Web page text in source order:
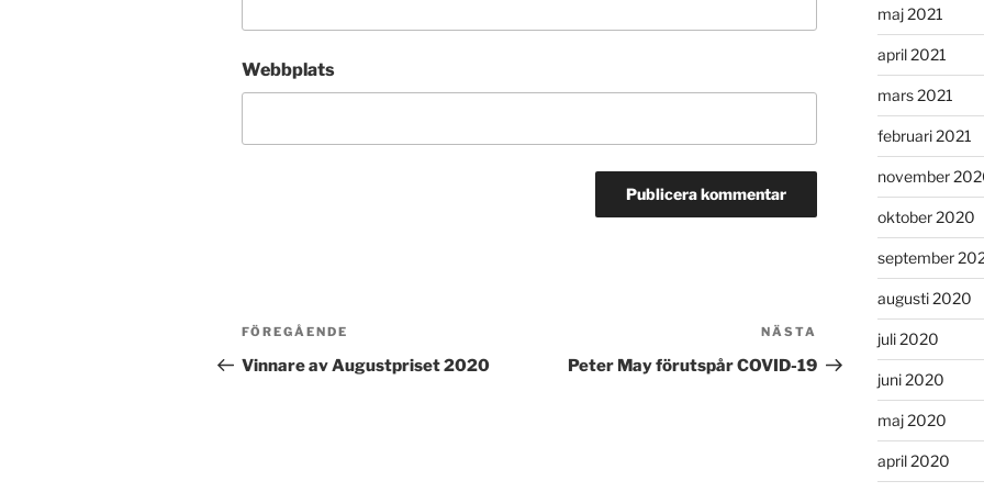
Webbplats
Inläggsnavigering
Föregående
inlägg
FÖREGÅENDE
Vinnare av Augustpriset 2020
inlägg
NÄSTA
Peter May förutspår COVID-19
maj 2021
april 2021
mars 2021
februari 2021
november
oktober 2020
september
augusti 2020
juli 2020
juni 2020
maj 2020
april 2020